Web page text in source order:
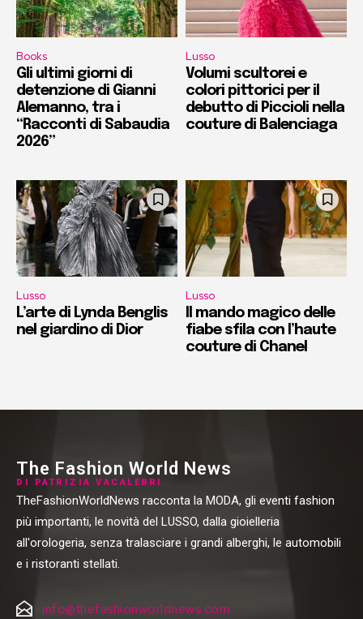
Books
Gli ultimi giorni di
detenzione di Gianni
Alemanno, tra i
“Racconti di Sabaudia
2026”
Lusso
Volumi scultorei e
colori pittorici per il
debutto di Piccioli nella
couture di Balenciaga
Lusso
L’arte di Lynda Benglis
nel giardino di Dior
Lusso
Il mando magico delle
fiabe sfila con l’haute
couture di Chanel
The Fashion World News
DI PATRIZIA VACALEBRI
TheFashionWorldNews racconta la MODA, gli eventi fashion
più importanti, le novità del LUSSO, dalla gioielleria
all'orologeria, senza tralasciare i grandi alberghi, le automobili
e i ristoranti stellati.
info@thefashionworldnews.com